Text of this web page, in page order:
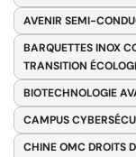
AVENIR SEMI-
BARQUETTES INOX
TRANSITION
BIOTECHNOLOGIE
CAMPUS
CHINE OMC DROITS